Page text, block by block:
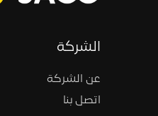
الشركة
عن الشركة
اتصل بنا